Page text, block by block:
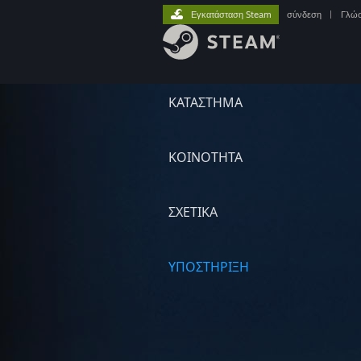
ΚΑΤΑΣΤΗΜΑ
ΚΟΙΝΟΤΗΤΑ
ΣΧΕΤΙΚΆ
ΥΠΟΣΤΗΡΙΞΗ
Εγκατάσταση Steam σύνδεση